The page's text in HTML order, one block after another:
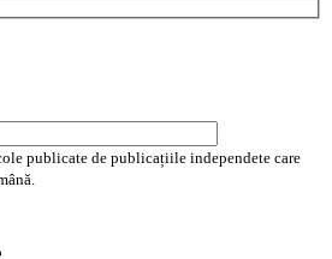
publicate de publicațiile independete care